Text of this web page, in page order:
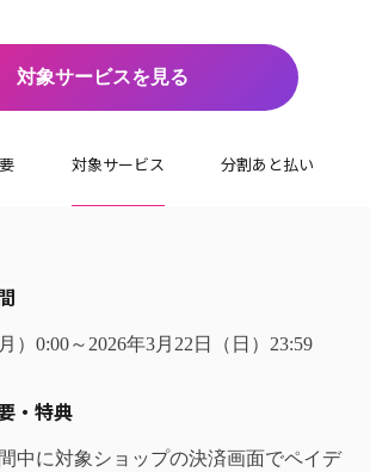
対象サービスを見る
対象サービス 分割あと払い
）0:00～2026年3月22日（日）23:59
・特典
中に対象ショップの決済画面でペイデ